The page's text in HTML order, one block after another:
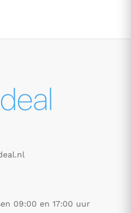
09:00 en 17:00 uur